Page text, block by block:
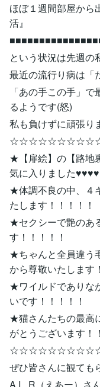
ほぼ１週間部屋から
活』
という状況は先週の
最近の流行り病は「
「あの手この手」
るようです(怒)
私も負けずに頑張り
★【扉絵】の【路地
気に入りました♥♥♥♥
★体調不良の中、４
たします！！！！！
★セクシーで艶のあ
す！！！！！
★ちゃんと全員違う
から尊敬いたします
★ワイルドでありな
いです！！！！！
★猫さんたちの最高
がとうございます！
ぜひ皆さんに観ても
A.I._R（えあー）さ